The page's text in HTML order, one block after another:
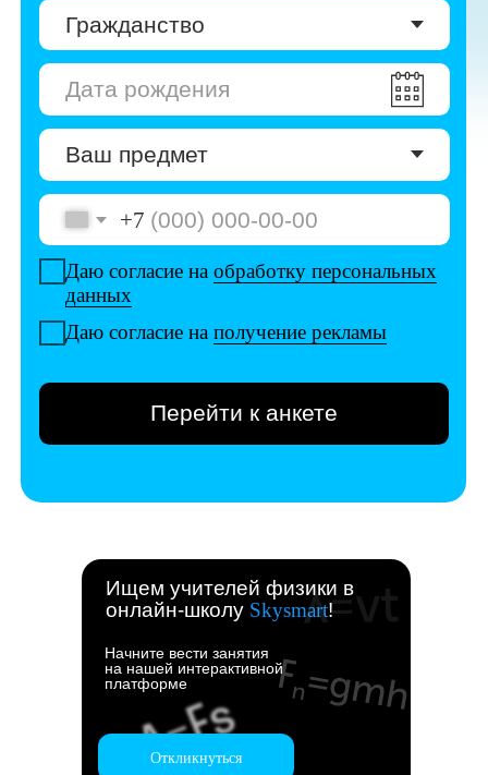
Даю согласие наобработку персональных
Даю согласие наполучение рекламы
Перейти к анкете
Ищем учителей физики в
онлайн-школу Skysmart!
Начните вести занятия
на нашей интерактивной
платформе
Откликнуться